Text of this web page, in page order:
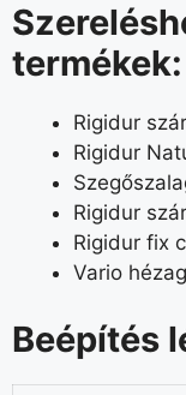
termékek:
Rigidur
Rigidur
Rigidur
Rigidur fix
Vario
Beépítés